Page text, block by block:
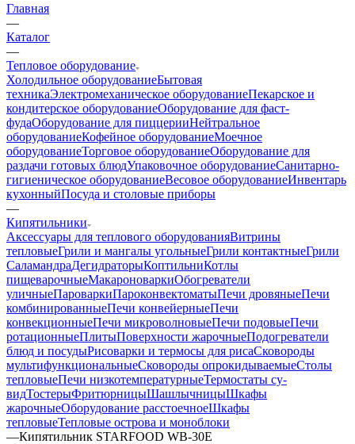
Главная
—
Каталог
—
Тепловое оборудование
Холодильное оборудованиеБытовая
техникаЭлектромеханическое оборудованиеПекарское и
кондитерское оборудованиеОборудование для фаст-
фудаОборудование для пиццерииНейтральное
оборудованиеКофейное оборудованиеМоечное
оборудованиеТорговое оборудованиеОборудование для
раздачи готовых блюдУпаковочное оборудованиеСанитарно-
гигиеническое оборудованиеВесовое оборудованиеИнвентарь
кухонныйПосуда и столовые приборы
—
Кипятильники
Аксессуары для теплового оборудованияВитрины
тепловыеГрили и мангалы угольныеГрили контактныеГрили
СаламандраДегидраторыКоптильниКотлы
пищеварочныеМакароноваркиОбогреватели
уличныеПароваркиПароконвектоматыПечи дровяныеПечи
комбинированныеПечи конвейерныеПечи
конвекционныеПечи микроволновыеПечи подовыеПечи
ротационныеПлитыПоверхности жарочныеПодогреватели
блюд и посудыРисоварки и термосы для рисаСковороды
мультифункциональныеСковороды опрокидываемыеСтолы
тепловыеПечи низкотемпературныеТермостаты су-
видТостерыФритюрницыШашлычницыШкафы
жарочныеОборудование расстоечноеШкафы
тепловыеТепловые острова и моноблоки
—Кипятильник STARFOOD WB-30Е